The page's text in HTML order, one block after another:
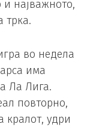
и најважното,
трка.
во недела
има
Ла Лига.
повторно,
кралот, удри